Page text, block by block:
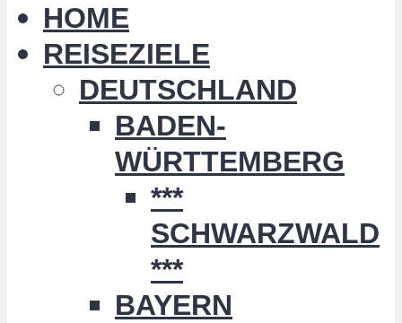
HOME
REISEZIELE
DEUTSCHLAND
BADEN-
WÜRTTEMBERG
***
SCHWARZWALD
***
BAYERN